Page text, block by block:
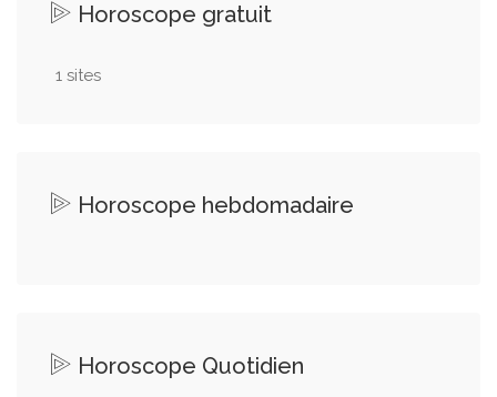
Horoscope gratuit
1 sites
Horoscope hebdomadaire
Horoscope Quotidien